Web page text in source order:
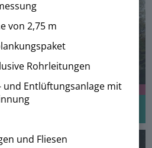
von 2,75 m
Rohrleitungen
und Entlüftungsanlage mit
und Fliesen